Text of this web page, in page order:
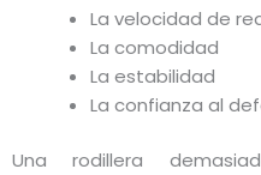
La velocidad de
La comodidad
La estabilidad
La confianza al
Una rodillera